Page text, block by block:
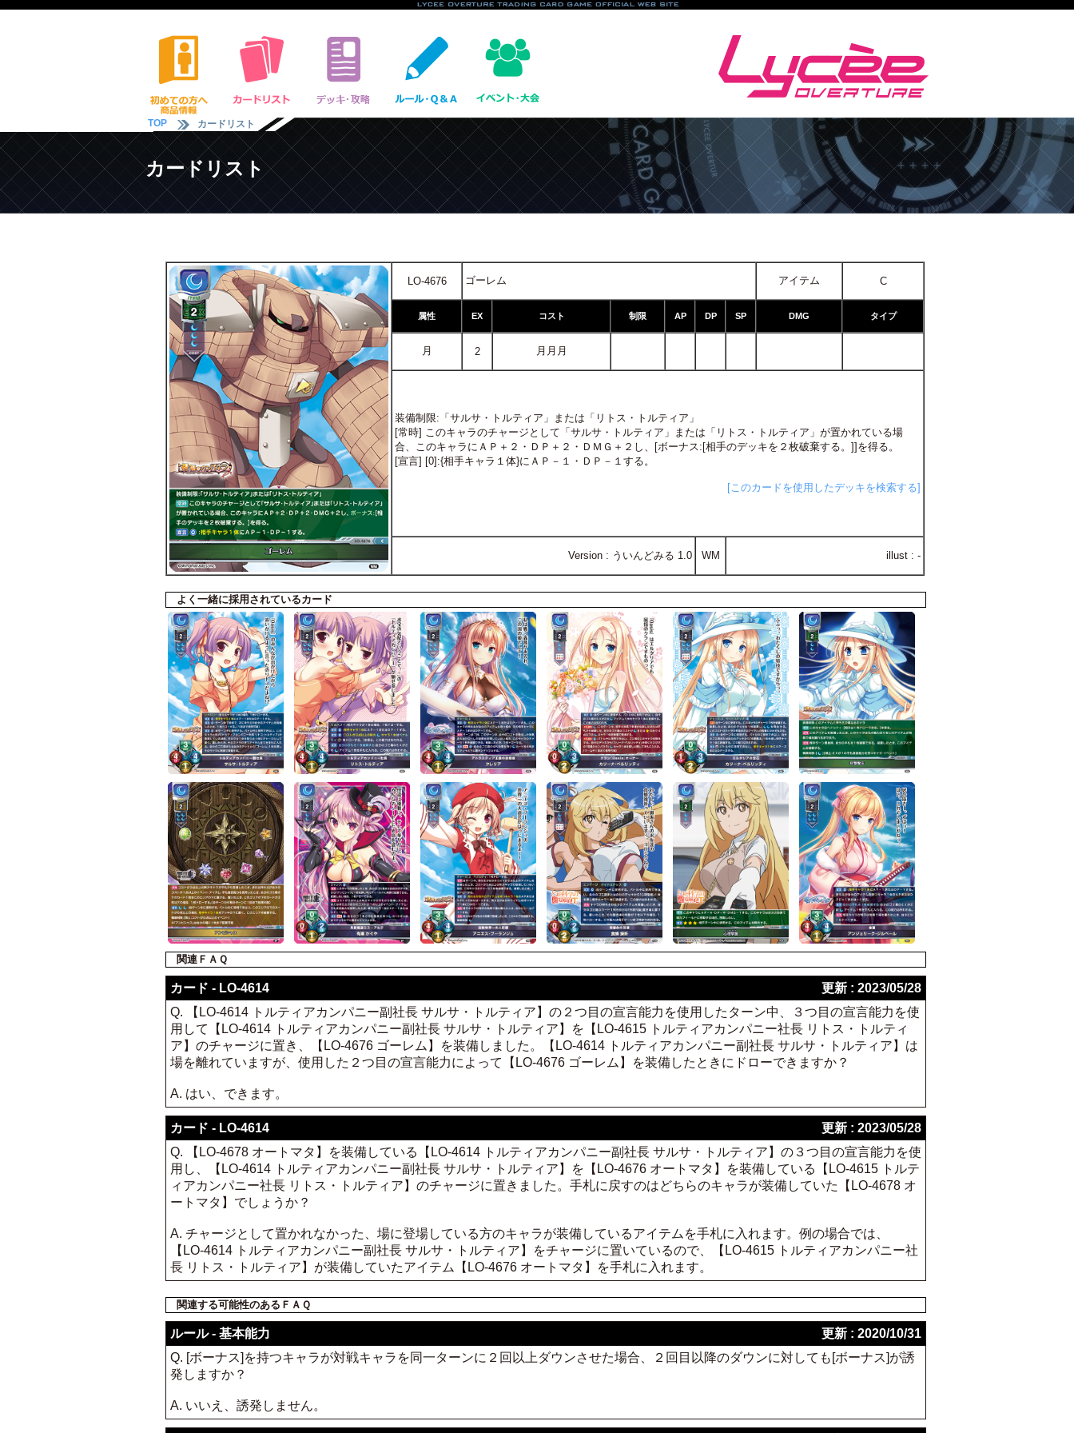
TOP カードリスト
カードリスト
LO-4676 ゴーレム アイテム C
属性 EX コスト 制限 AP DP SP DMG タイプ
月 2 月月月
装備制限:「サルサ・トルティア」または「リトス・トルティア」
[常時] このキャラのチャージとして「サルサ・トルティア」または「リトス・トルティア」が置かれている場
合、このキャラにＡＰ＋２・ＤＰ＋２・ＤＭＧ＋２し、[ボーナス:[相手のデッキを２枚破棄する。]]を得る。
[宣言] [0]:{相手キャラ１体}にＡＰ－１・ＤＰ－１する。
[このカードを使用したデッキを検索する]
Version : ういんどみる 1.0 WM illust : -
よく一緒に採用されているカード
関連ＦＡＱ
カード - LO-4614
更新 : 2023/05/28
Q. 【LO-4614 トルティアカンパニー副社長 サルサ・トルティア】の２つ目の宣言能力を使用したターン中、３つ目の宣言能力を使
用して【LO-4614 トルティアカンパニー副社長 サルサ・トルティア】を【LO-4615 トルティアカンパニー社長 リトス・トルティ
ア】のチャージに置き、【LO-4676 ゴーレム】を装備しました。【LO-4614 トルティアカンパニー副社長 サルサ・トルティア】は
場を離れていますが、使用した２つ目の宣言能力によって【LO-4676 ゴーレム】を装備したときにドローできますか？
A. はい、できます。
カード - LO-4614
更新 : 2023/05/28
Q. 【LO-4678 オートマタ】を装備している【LO-4614 トルティアカンパニー副社長 サルサ・トルティア】の３つ目の宣言能力を使
用し、【LO-4614 トルティアカンパニー副社長 サルサ・トルティア】を【LO-4676 オートマタ】を装備している【LO-4615 トルテ
ィアカンパニー社長 リトス・トルティア】のチャージに置きました。手札に戻すのはどちらのキャラが装備していた【LO-4678 オ
ートマタ】でしょうか？
A. チャージとして置かれなかった、場に登場している方のキャラが装備しているアイテムを手札に入れます。例の場合では、
【LO-4614 トルティアカンパニー副社長 サルサ・トルティア】をチャージに置いているので、【LO-4615 トルティアカンパニー社
長 リトス・トルティア】が装備していたアイテム【LO-4676 オートマタ】を手札に入れます。
関連する可能性のあるＦＡＱ
ルール - 基本能力
更新 : 2020/10/31
Q. [ボーナス]を持つキャラが対戦キャラを同一ターンに２回以上ダウンさせた場合、２回目以降のダウンに対しても[ボーナス]が誘
発しますか？
A. いいえ、誘発しません。